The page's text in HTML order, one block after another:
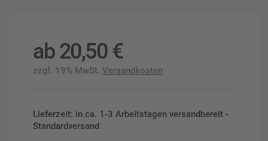
ab20,50 €
zzgl. 19% MwSt. Versandkosten
Lieferzeit: in ca. 1-3 Arbeitstagen versandbereit -
Standardversand